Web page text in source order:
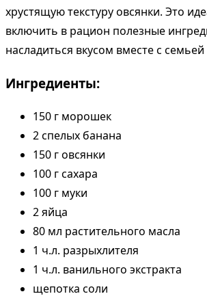
хрустящую текстуру овсянки. Это
включить в рацион полезные
насладиться вкусом вместе с
Ингредиенты:
150 г морошек
2 спелых банана
150 г овсянки
100 г сахара
100 г муки
2 яйца
80 мл растительного масла
1 ч.л. разрыхлителя
1 ч.л. ванильного экстракта
щепотка соли